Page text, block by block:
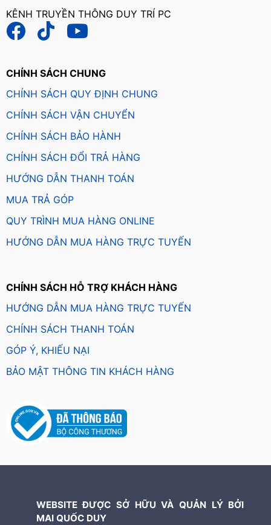
KÊNH TRUYỀN THÔNG DUY TRÍ PC
CHÍNH SÁCH CHUNG
CHÍNH SÁCH QUY ĐỊNH CHUNG
CHÍNH SÁCH VẬN CHUYỂN
CHÍNH SÁCH BẢO HÀNH
CHÍNH SÁCH ĐỔI TRẢ HÀNG
HƯỚNG DẪN THANH TOÁN
MUA TRẢ GÓP
QUY TRÌNH MUA HÀNG ONLINE
HƯỚNG DẪN MUA HÀNG TRỰC TUYẾN
CHÍNH SÁCH HỖ TRỢ KHÁCH HÀNG
HƯỚNG DẪN MUA HÀNG TRỰC TUYẾN
CHÍNH SÁCH THANH TOÁN
GÓP Ý, KHIẾU NẠI
BẢO MẬT THÔNG TIN KHÁCH HÀNG
WEBSITE ĐƯỢC SỞ HỮU VÀ QUẢN LÝ BỞI
MAI QUỐC DUY